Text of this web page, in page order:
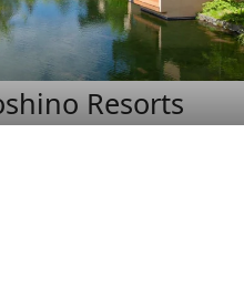
Resorts